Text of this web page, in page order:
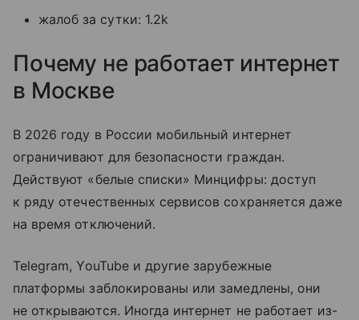
жалоб за сутки: 1.2k
Почему не работает интернет
в Москве
В 2026 году в России мобильный интернет
ограничивают для безопасности граждан.
Действуют «белые списки» Минцифры: доступ
к ряду отечественных сервисов сохраняется даже
на время отключений.
Telegram, YouTube и другие зарубежные
платформы заблокированы или замедлены, они
не открываются. Иногда интернет не работает из-